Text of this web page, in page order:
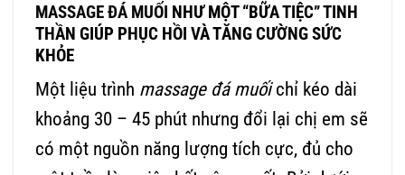
MASSAGE ĐÁ MUỐI NHƯ MỘT “BỮA TIỆC” TINH
THẦN GIÚP PHỤC HỒI VÀ TĂNG CƯỜNG SỨC
KHỎE
Một liệu trình massage đá muốichỉ kéo dài
khoảng 30 – 45 phút nhưng đổi lại chị em sẽ
có một nguồn năng lượng tích cực, đủ cho